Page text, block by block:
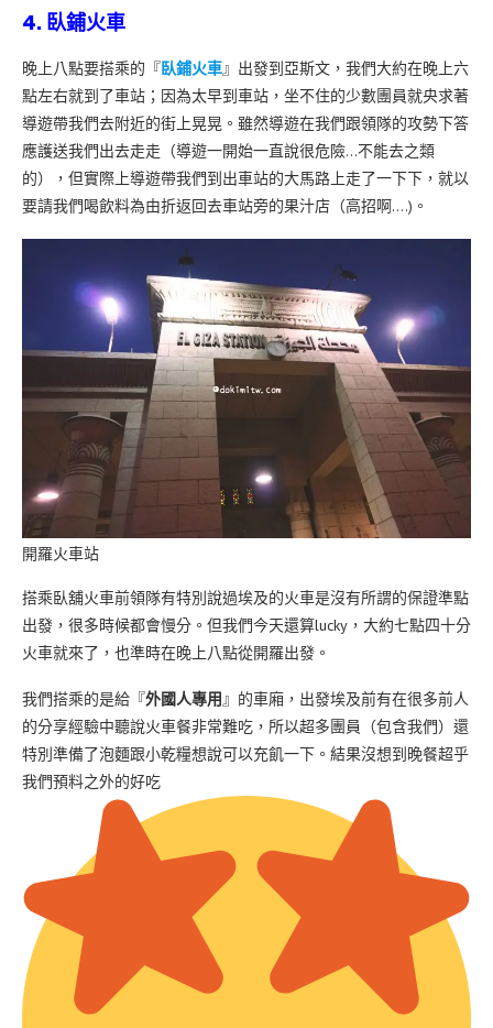
4. 臥鋪火車
晚上八點要搭乘的『臥鋪火車』出發到亞斯文，我們大約在晚上六
點左右就到了車站；因為太早到車站，坐不住的少數團員就央求著
導遊帶我們去附近的街上晃晃。雖然導遊在我們跟領隊的攻勢下答
應護送我們出去走走（導遊一開始一直說很危險…不能去之類
的），但實際上導遊帶我們到出車站的大馬路上走了一下下，就以
要請我們喝飲料為由折返回去車站旁的果汁店（高招啊….)。
開羅火車站
搭乘臥舖火車前領隊有特別說過埃及的火車是沒有所謂的保證準點
出發，很多時候都會慢分。但我們今天還算lucky，大約七點四十分
火車就來了，也準時在晚上八點從開羅出發。
我們搭乘的是給『外國人專用』的車廂，出發埃及前有在很多前人
的分享經驗中聽說火車餐非常難吃，所以超多團員（包含我們）還
特別準備了泡麵跟小乾糧想說可以充飢一下。結果沒想到晚餐超乎
我們預料之外的好吃